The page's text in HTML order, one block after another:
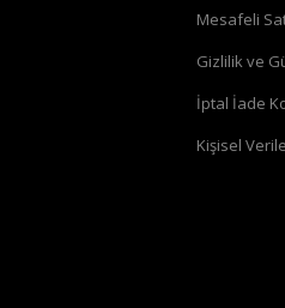
Mesafeli
Gizlilik ve
İptal İade
Kişisel